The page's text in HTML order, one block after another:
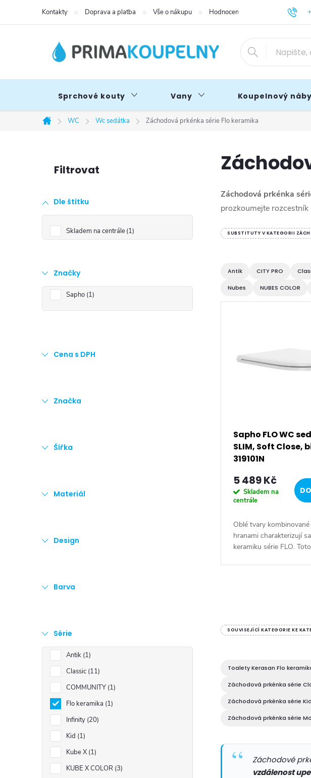
Kontakty Doprava a platba Vše o nákupu Hodnocení obchodu
Sprchové kouty Vany Koupelnový
Domů
WC Wc sedátka Záchodová prkénka série Flo keramika
s
t
r
a
n
í
p
n
l
Dle štítku
Skladem na centrále 1
Značky
Sapho 1
Cena s DPH
Značka
Šířka
Materiál
Design
Barva
Série
Antik 1
Classic 11
COMMUNITY 1
Flo keramika 1
Infinity 20
Kid 1
Kube X 1
KUBE X COLOR 3
Záchodová prkénka
prozkoumejte rozcestník
SUBSTITUTY V KATEGORII
Antik CITY PRO
Nubes NUBES COLOR
k
Sapho FLO WC
SLIM, Soft Close,
319101N
5 489 Kč
Skladem na
centrále
Oblé tvary
hranami charakterizují
keramiku série FLO.
dává variabilitu a
v
á
d
a
c
í
SOUVISEJÍCÍ KATEGORIE KE
Toalety Kerasan Flo
Záchodová prkénka série
Záchodová prkénka série Kid
Záchodová prkénka série
Záchodové
vzdálenost